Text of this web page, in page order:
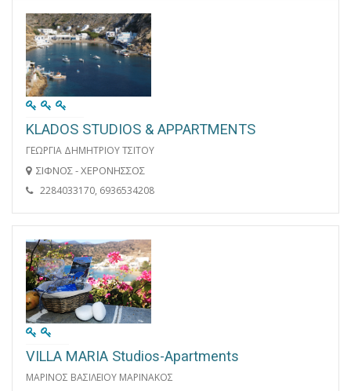
KLADOS STUDIOS & APPARTMENTS
ΓΕΩΡΓΙΑ ΔΗΜΗΤΡΙΟΥ ΤΣΙΤΟΥ
ΣΙΦΝΟΣ - ΧΕΡΟΝΗΣΣΟΣ
2284033170, 6936534208
VILLA MARIA Studios-Apartments
ΜΑΡΙΝΟΣ ΒΑΣΙΛΕΙΟΥ ΜΑΡΙΝΑΚΟΣ